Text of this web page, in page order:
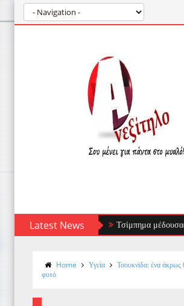
Latest News Τσίμπημα μέδουσας:
Home Υγεία
Τσουκνίδα: ένα άκρως
φυτό